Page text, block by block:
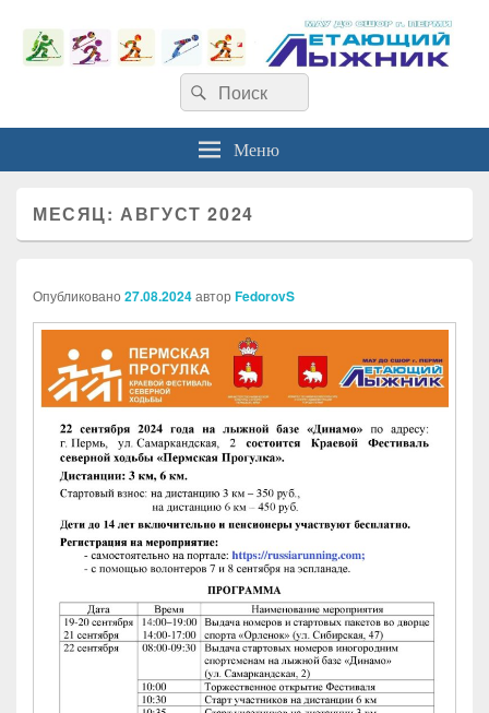
Найти:Поиск
Меню
МЕСЯЦ:АВГУСТ 2024
Опубликовано 27.08.2024автор FedorovS